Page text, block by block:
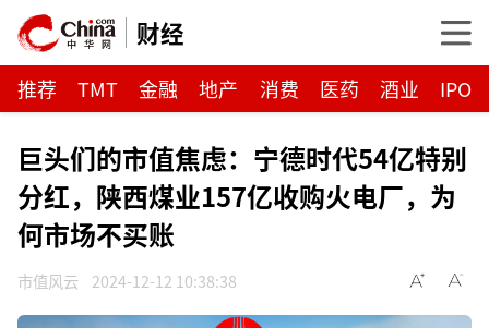
财经
推荐 TMT 金融 地产 消费 医药 酒业 IPO
巨头们的市值焦虑：宁德时代54亿特别
分红，陕西煤业157亿收购火电厂，为
何市场不买账
市值风云 2024-12-12 10:38:38